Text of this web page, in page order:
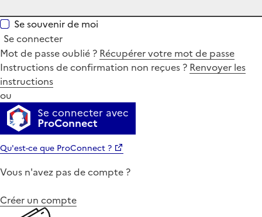
Se souvenir de moi
Se connecter
Mot de passe oublié ? Récupérer votre mot de passe
Instructions de confirmation non reçues ? Renvoyer les
instructions
ou
Se connecter avec
ProConnect
Qu'est-ce que ProConnect ?
Vous n'avez pas de compte ?
Créer un compte